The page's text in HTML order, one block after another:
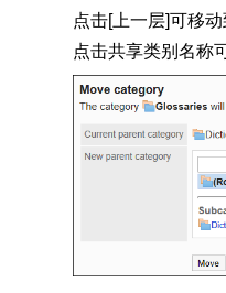
点击[上一层]可移动
点击共享类别名称